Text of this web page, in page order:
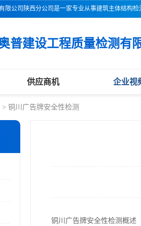
供应商机 企业视
> 铜川广告牌安全性检测
铜川广告牌安全性检测概述